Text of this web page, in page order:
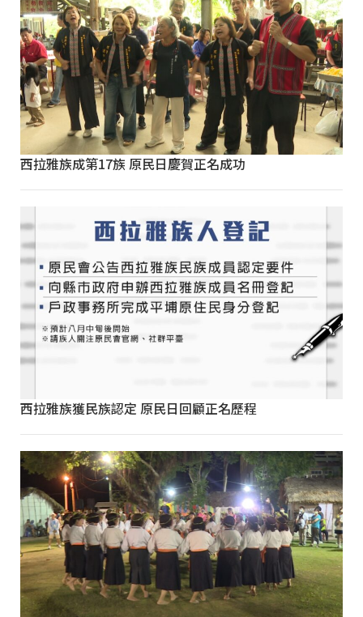
西拉雅族成第17族 原民日慶賀正名成功
西拉雅族獲民族認定 原民日回顧正名歷程